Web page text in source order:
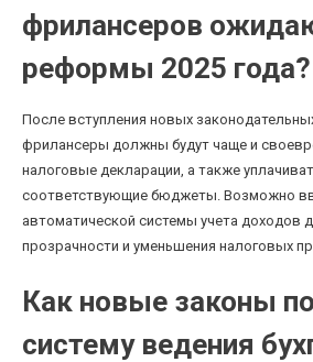
фрилансеров
реформы 2025 года?
После вступления новых
фрилансеры должны будут чаще и
налоговые декларации, а также
соответствующие бюджеты. Возможно
автоматической системы учета доходов
прозрачности и уменьшения налоговых
Как новые законы
систему ведения